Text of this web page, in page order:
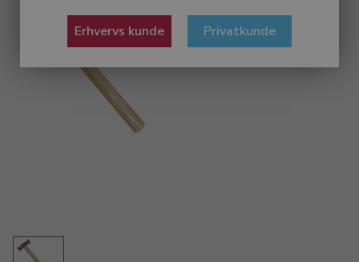
Erhvervs kunde Privatkunde